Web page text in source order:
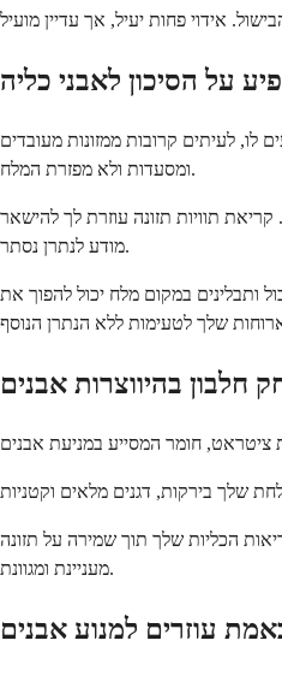
לו, לעיתים קרובות ממזונות מעובדים
ומסעדות ולא מפזרת המלח.
שהם ככפית מלח שולחן. אם אתה בסיכון גבוה יותר, הרופא שלך עשוי להציע להגביל אותו עוד יותר ל-1,500 מיליגרם ליום. קריאת תוויות תזונה עוזרת לך להישאר
מודע לנתרן נסתר.
ותבלינים במקום מלח יכול להפוך את
הכליות שלך תוך שמירה על תזונה
מעניינת ומגוונת.